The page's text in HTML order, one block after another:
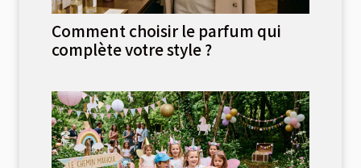
Comment choisir le parfum qui
complète votre style ?